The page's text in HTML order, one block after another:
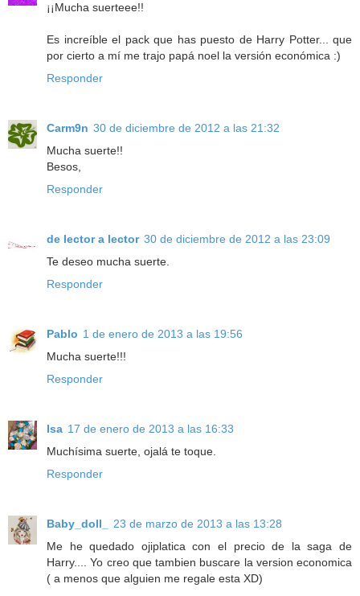
¡¡Mucha suerteee!!
Es increíble el pack que has puesto de Harry Potter... que
por cierto a mí me trajo papá noel la versión económica :)
Responder
Carm9n 30 de diciembre de 2012 a las 21:32
Mucha suerte!!
Besos,
Responder
de lector a lector 30 de diciembre de 2012 a las 23:09
Te deseo mucha suerte.
Responder
Pablo 1 de enero de 2013 a las 19:56
Mucha suerte!!!
Responder
Isa 17 de enero de 2013 a las 16:33
Muchísima suerte, ojalá te toque.
Responder
Baby_doll_
23 de marzo de 2013 a las 13:28
Me he quedado ojiplatica con el precio de la saga de
Harry.... Yo creo que tambien buscare la version economica
( a menos que alguien me regale esta XD)